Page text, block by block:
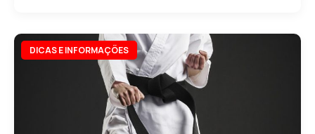
DICAS E INFORMAÇÕES